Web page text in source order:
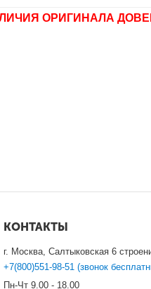
ОРИГИНАЛА
КОНТАКТЫ
г. Москва, Салтыковская 6
+7(800)551-98-51 (звонок
Пн-Чт 9.00 - 18.00